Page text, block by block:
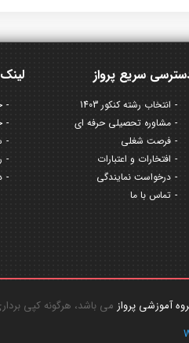
سریع پرواز
انتخاب رشته کنکور 1403
مشاوره تحصیلی حرفه ای
فرصت شغلی
افتخارات و اعتبارات
درخواست نمایندگی
تماس با ما
آموزشی پرواز می باشد، هرگونه کپی